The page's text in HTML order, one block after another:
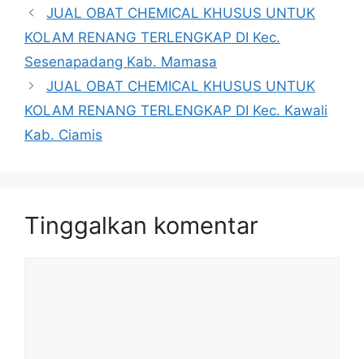
JUAL OBAT CHEMICAL KHUSUS UNTUK
KOLAM RENANG TERLENGKAP DI Kec.
Sesenapadang Kab. Mamasa
JUAL OBAT CHEMICAL KHUSUS UNTUK
KOLAM RENANG TERLENGKAP DI Kec. Kawali
Kab. Ciamis
Tinggalkan komentar